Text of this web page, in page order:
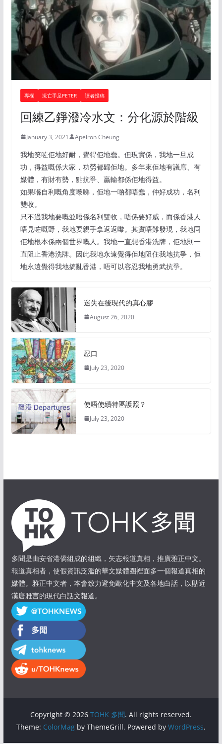
專欄 流亡手足PETER 讀者投稿
回練乙錚潑冷水文：分化源於階級
January 3, 2021 Apeiron Cheung
我地笑咗佢地好耐，覺得佢地蠢。但現實係，我地一旦成
功，得益嘅係大家，功勞都歸佢地。多年來佢地有議席、有
媒體，有財有勢，點抗爭、贏輸都係佢地得益。
如果喺自利嘅角度嚟睇，佢地一啲都唔蠢，仲好成功，名利
雙收。
只不過我地要嘅並唔係名利雙收，唔係要好威，而係香港人
唔見咗嘅野，我地要親手拿返返嚟。其實唔難發現，我地同
佢地根本係兩個世界嘅人。我地一直想香港洗牌，佢地則一
直阻止香港洗牌。因此我地永遠覺得佢地阻住我地抗爭，佢
地永遠覺得我地搞亂香港，唔可以容忍我地勇武抗爭。
迷失在後現代的真心膠
August 26, 2020
忍口
July 23, 2020
使唔使續特區護照？
July 23, 2020
多聞是由安省港僑組成的組織，矢志報道真相，推廣雅正中文。
報道真相者，使假資訊泛濫的華文媒體圈裡面多一個報道真相的
媒體。雅正中文者，本會致力避免歐化中文及各地白話，以貼近
漢唐雅言的現代白話文報道。
Copyright © 2026 TOHK 多聞. All rights reserved.
Theme: ColorMagby ThemeGrill. Powered by WordPress.